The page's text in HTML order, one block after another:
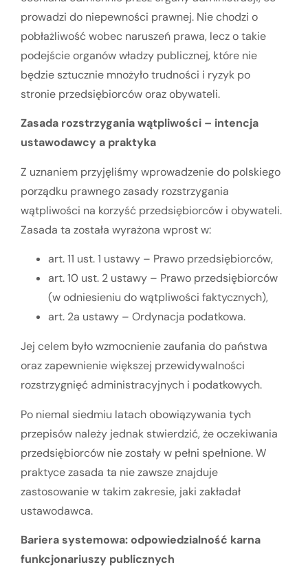
prowadzi do niepewności prawnej. Nie chodzi o
pobłażliwość wobec naruszeń prawa, lecz o takie
podejście organów władzy publicznej, które nie
będzie sztucznie mnożyło trudności i ryzyk po
stronie przedsiębiorców oraz obywateli.
Zasada rozstrzygania wątpliwości – intencja
ustawodawcy a praktyka
Z uznaniem przyjęliśmy wprowadzenie do polskiego
porządku prawnego zasady rozstrzygania
wątpliwości na korzyść przedsiębiorców i obywateli.
Zasada ta została wyrażona wprost w:
art. 11 ust. 1 ustawy – Prawo przedsiębiorców,
art. 10 ust. 2 ustawy – Prawo przedsiębiorców
(w odniesieniu do wątpliwości faktycznych),
art. 2a ustawy – Ordynacja podatkowa.
Jej celem było wzmocnienie zaufania do państwa
oraz zapewnienie większej przewidywalności
rozstrzygnięć administracyjnych i podatkowych.
Po niemal siedmiu latach obowiązywania tych
przepisów należy jednak stwierdzić, że oczekiwania
przedsiębiorców nie zostały w pełni spełnione. W
praktyce zasada ta nie zawsze znajduje
zastosowanie w takim zakresie, jaki zakładał
ustawodawca.
Bariera systemowa: odpowiedzialność karna
funkcjonariuszy publicznych